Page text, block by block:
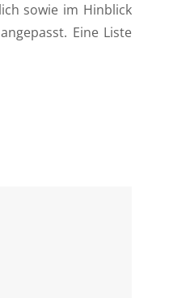
sowie im Hinblick
Eine Liste